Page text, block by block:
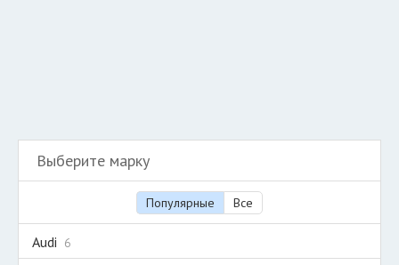
Выберите марку
Популярные Все
Audi 6